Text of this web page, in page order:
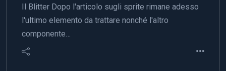
Il Blitter Dopo l'articolo sugli sprite rimane adesso
l'ultimo elemento da trattare nonché l'altro
componente…